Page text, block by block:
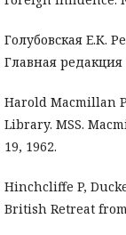
Голубовская Е.К.
Главная редакция
Harold Macmillan
Library. MSS.
19, 1962.
Hinchcliffe P,
British Retreat from